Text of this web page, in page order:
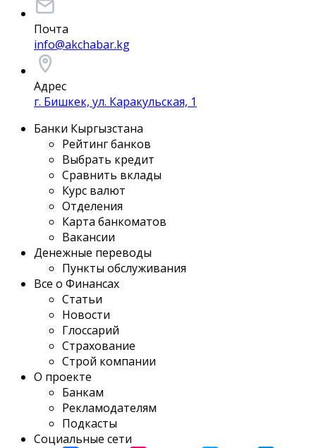
Почта
info@akchabar.kg
Адрес
г. Бишкек, ул. Каракульская, 1
Банки Кыргызстана
Рейтинг банков
Выбрать кредит
Сравнить вклады
Курс валют
Отделения
Карта банкоматов
Вакансии
Денежные переводы
Пункты обслуживания
Все о Финансах
Статьи
Новости
Глоссарий
Страхование
Строй компании
О проекте
Банкам
Рекламодателям
Подкасты
Социальные сети